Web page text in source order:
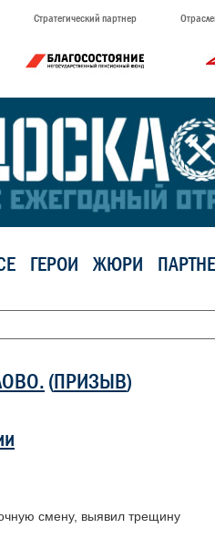
Стратегический партнер
ГЕРОИ ЖЮРИ
(ПРИЗЫВ)
смену, выявил трещину